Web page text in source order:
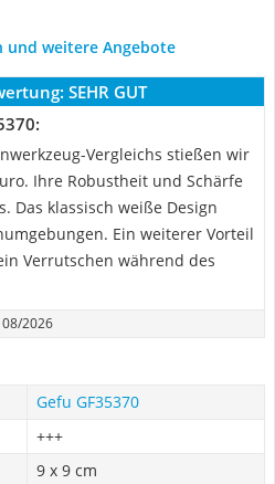
und weitere Angebote
SEHR GUT
Vergleichs stießen wir
Ihre Robustheit und Schärfe
Das klassisch weiße Design
Ein weiterer Vorteil
Verrutschen während des
08/2026
Gefu GF35370
+++
9 x 9 cm